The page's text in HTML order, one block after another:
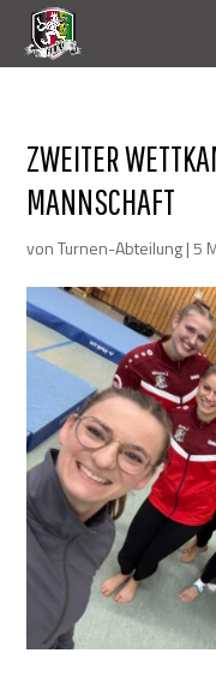
ZWEITER
MANNSCHAFT
vonTurnen-Abteilung|5